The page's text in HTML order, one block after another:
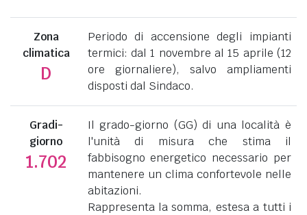
Zona
climatica
D
Periodo di accensione degli impianti
termici: dal 1 novembre al 15 aprile (12
ore giornaliere), salvo ampliamenti
disposti dal Sindaco.
Gradi-
giorno
1.702
Il grado-giorno (GG) di una località è
l'unità di misura che stima il
fabbisogno energetico necessario per
mantenere un clima confortevole nelle
abitazioni.
Rappresenta la somma, estesa a tutti i